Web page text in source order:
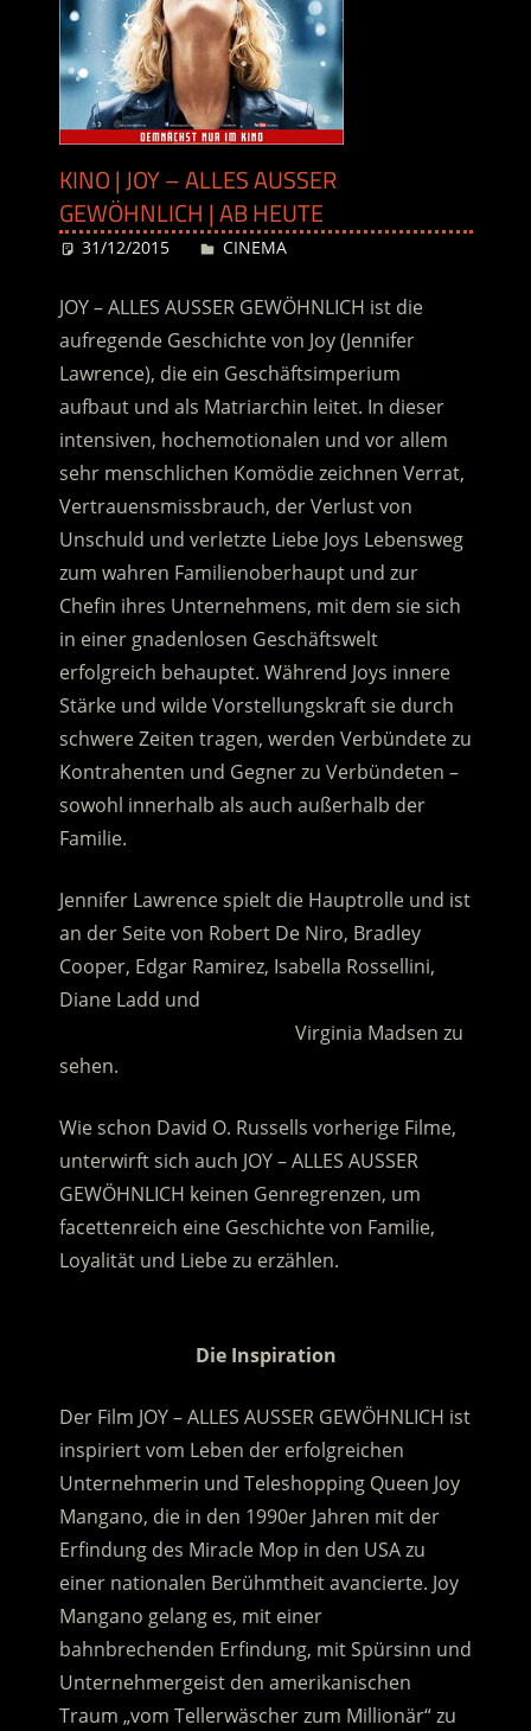
KINO | JOY – ALLES AUSSER
GEWÖHNLICH | AB HEUTE
31/12/2015 Desiree
CINEMA
JOY – ALLES AUSSER GEWÖHNLICH ist die
aufregende Geschichte von Joy (Jennifer
Lawrence), die ein Geschäftsimperium
aufbaut und als Matriarchin leitet. In dieser
intensiven, hochemotionalen und vor allem
sehr menschlichen Komödie zeichnen Verrat,
Vertrauensmissbrauch, der Verlust von
Unschuld und verletzte Liebe Joys Lebensweg
zum wahren Familienoberhaupt und zur
Chefin ihres Unternehmens, mit dem sie sich
in einer gnadenlosen Geschäftswelt
erfolgreich behauptet. Während Joys innere
Stärke und wilde Vorstellungskraft sie durch
schwere Zeiten tragen, werden Verbündete zu
Kontrahenten und Gegner zu Verbündeten –
sowohl innerhalb als auch außerhalb der
Familie.
Jennifer Lawrence spielt die Hauptrolle und ist
an der Seite von Robert De Niro, Bradley
Cooper, Edgar Ramirez, Isabella Rossellini,
Diane Ladd und
Virginia Madsen zu
sehen.
Wie schon David O. Russells vorherige Filme,
unterwirft sich auch JOY – ALLES AUSSER
GEWÖHNLICH keinen Genregrenzen, um
facettenreich eine Geschichte von Familie,
Loyalität und Liebe zu erzählen.
Die Inspiration
Der Film JOY – ALLES AUSSER GEWÖHNLICH ist
inspiriert vom Leben der erfolgreichen
Unternehmerin und Teleshopping Queen Joy
Mangano, die in den 1990er Jahren mit der
Erfindung des Miracle Mop in den USA zu
einer nationalen Berühmtheit avancierte. Joy
Mangano gelang es, mit einer
bahnbrechenden Erfindung, mit Spürsinn und
Unternehmergeist den amerikanischen
Traum „vom Tellerwäscher zum Millionär“ zu